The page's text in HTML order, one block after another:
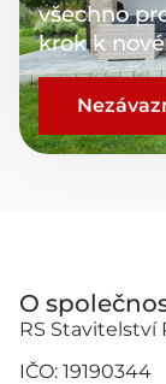
všechno
krok k
O
RS Stavitelství
IČO: 19190344